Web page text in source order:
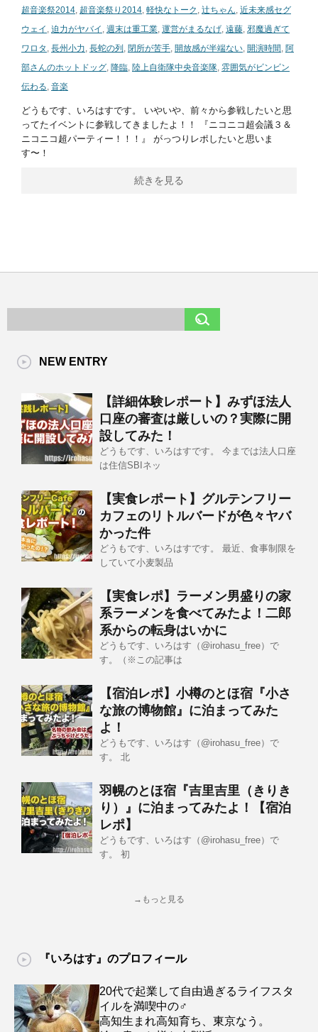
超音楽祭2014, 超音楽祭り2014, 軽快なトーク , 辻ちゃん, 近未来感セグ
ウェイ , 迫力がヤバイ , 週末は重工業, 運営がまるなげ, 遠藤, 邪魔過ぎて
ワロタ , 長州小力, 長蛇の列, 閉所が苦手, 開放感が半端ない, 開演時間, 阿
部さんのホットドッグ, 降臨, 陸上自衛隊中央音楽隊, 雰囲気がビンビン
伝わる, 音楽
どうもです、いろはすです。 いやいや、前々から参戦したいと思
ってたイベントに参戦してきましたよ！！ 『ニコニコ超会議３＆
ニコニコ超パーティー！！！』 がっつりレポしたいと思いま
す〜！
続きを見る
NEW ENTRY
【詳細体験レポート】みずほ法人
口座の審査は厳しいの？実際に開
設してみた！
どうもです、いろはすです。 今までは法人口座
は住信SBIネッ
【実食レポート】グルテンフリー
カフェのリトルバードが色々ヤバ
かった件
どうもです、いろはすです。 最近、食事制限を
していて小麦製品
【実食レポ】ラーメン男盛りの家
系ラーメンを食べてみたよ！二郎
系からの転身はいかに
どうもです、いろはす（@irohasu_free）で
す。（※この記事は
【宿泊レポ】小樽のとほ宿『小さ
な旅の博物館』に泊まってみた
よ！
どうもです、いろはす（@irohasu_free）で
す。 北
羽幌のとほ宿『吉里吉里（きりき
り）』に泊まってみたよ！【宿泊
レポ】
どうもです、いろはす（@irohasu_free）で
す。 初
→もっと見る
『いろはす』のプロフィール
20代で起業して自由過ぎるライフスタ
イルを満喫中の♂
高知生まれ高知育ち、東京なう。